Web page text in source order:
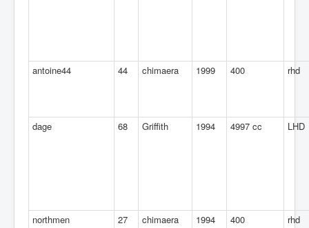
antoine44 44 chimaera 1999 400 rhd
dage 68 Griffith 1994 4997 cc LHD
northmen 27 chimaera 1994 400 rhd